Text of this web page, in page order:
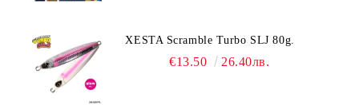
XESTA Scramble Turbo SLJ 80g.
€13.50 26.40лв.